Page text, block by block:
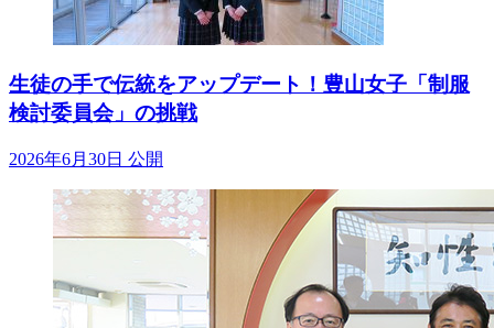
生徒の手で伝統をアップデート！豊山女子「制服
検討委員会」の挑戦
2026年6月30日 公開